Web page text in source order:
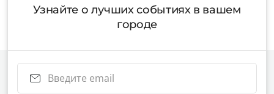
Узнайте о лучших событиях в вашем
городе